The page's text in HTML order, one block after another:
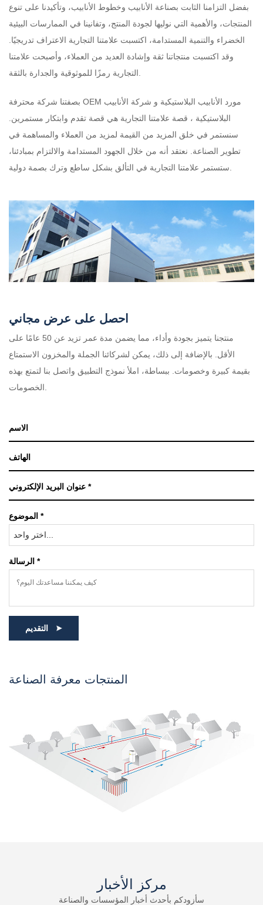
بفضل التزامنا الثابت بصناعة الأنابيب وخطوط الأنابيب، وتأكيدنا على تنوع
المنتجات، والأهمية التي نوليها لجودة المنتج، وتفانينا في الممارسات البيئية
الخضراء والتنمية المستدامة، اكتسبت علامتنا التجارية الاعتراف تدريجيًا.
وقد اكتسبت منتجاتنا ثقة وإشادة العديد من العملاء، وأصبحت علامتنا
OEM مورد الأنابيب البلاستيكية و شركة الأنابيب
البلاستيكية ، قصة علامتنا التجارية هي قصة تقدم وابتكار مستمرين.
سنستمر في خلق المزيد من القيمة لمزيد من العملاء والمساهمة في
تطوير الصناعة. نعتقد أنه من خلال الجهود المستدامة والالتزام بمبادئنا،
احصل على عرض مجاني
منتجنا يتميز بجودة وأداء، مما يضمن مدة عمر تزيد عن 50 عامًا على
الأقل. بالإضافة إلى ذلك، يمكن لشركائنا الجملة والمخزون الاستمتاع
بقيمة كبيرة وخصومات. ببساطة، املأ نموذج التطبيق واتصل بنا لتمتع بهذه
الموضوع *
اختر واحد...
الرسالة *
المنتجات معرفة الصناعة
مركز الأخبار
سأزودكم بأحدث أخبار المؤسسات والصناعة